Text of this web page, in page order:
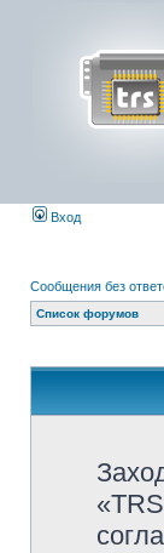
Вход
Сообщения без
Список форумов